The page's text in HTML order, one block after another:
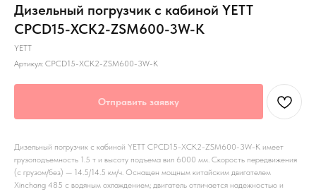
Дизельный погрузчик с кабиной YETT
CPCD15-XCK2-ZSM600-3W-K
YETT
Артикул: CPCD15-XCK2-ZSM600-3W-K
Отправить заявку
Дизельный погрузчик с кабиной YETT CPCD15-XCK2-ZSM600-3W-K имеет
грузоподъемность 1.5 т и высоту подъема вил 6000 мм. Скорость передвижения
(с грузом/без) — 14.5/14.5 км/ч. Оснащен мощным китайским двигателем
Xinchang 485 с водяным охлаждением; двигатель отличается надежностью и